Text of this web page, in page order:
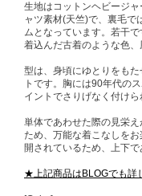
生地はコットンヘビージ
ャツ素材(天竺)で、裏毛で
ムとなっています。若干
着込んだ古着のような色、
型は、身頃にゆとりをも
トです。胸には90年代の
イントでさりげなく付けら
単体であわせた際の見栄
ため、万能な着こなしを
開されているため、上下で
★上記商品はBLOGでも詳